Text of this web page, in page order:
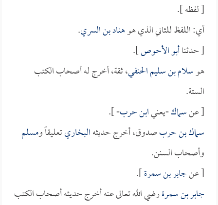
[ لفظه ].
أي: اللفظ للثاني الذي هوهناد بن السري.
[ حدثناأبو الأحوص].
هوسلام بن سليم الحنفي، ثقة، أخرج له أصحاب الكتب
الستة.
[ عنسماك-يعنيابن حرب- ].
سماك بن حربصدوق، أخرج حديثهالبخاريتعليقاً ومسلم
وأصحاب السنن.
[ عنجابر بن سمرة].
جابر بن سمرةرضي الله تعالى عنه أخرج حديثه أصحاب الكتب